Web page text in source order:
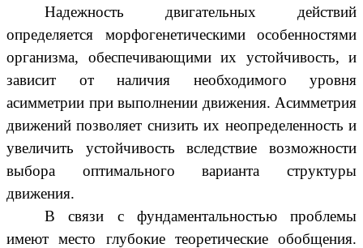
Надежность двигательных действий
определяется морфогенетическими особенностями
организма, обеспечивающими их устойчивость, и
зависит от наличия необходимого уровня
асимметрии при выполнении движения. Асимметрия
движений позволяет снизить их неопределенность и
увеличить устойчивость вследствие возможности
выбора оптимального варианта структуры
движения.
В связи с фундаментальностью проблемы
имеют место глубокие теоретические обобщения.